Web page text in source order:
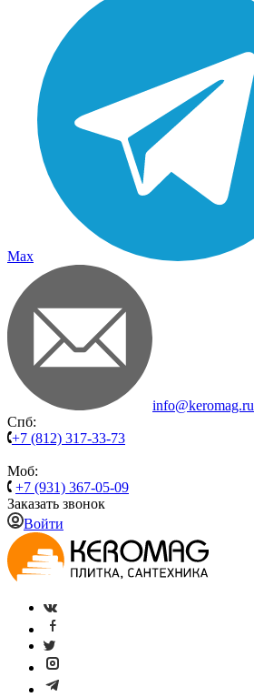
Max
info@keromag.ru
Спб:
+7 (812) 317-33-73
Моб:
+7 (931) 367-05-09
Заказать звонок
Войти